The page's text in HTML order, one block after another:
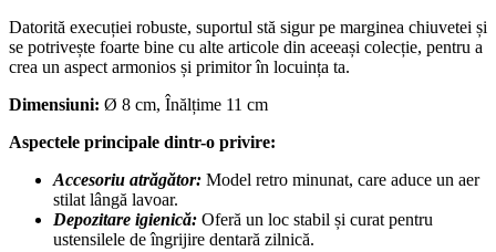
Datorită execuției robuste, suportul stă sigur pe marginea chiuvetei și
se potrivește foarte bine cu alte articole din aceeași colecție, pentru a
crea un aspect armonios și primitor în locuința ta.
Dimensiuni: Ø 8 cm, Înălțime 11 cm
Aspectele principale dintr-o privire:
Accesoriu atrăgător: Model retro minunat, care aduce un aer
stilat lângă lavoar.
Depozitare igienică: Oferă un loc stabil și curat pentru
ustensilele de îngrijire dentară zilnică.